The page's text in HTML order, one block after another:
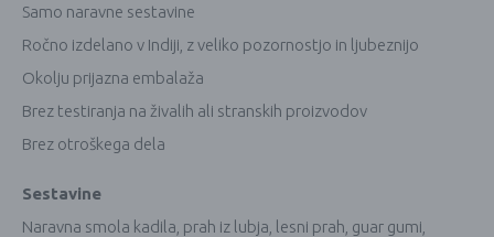
Samo naravne sestavine
Ročno izdelano v Indiji, z veliko pozornostjo in ljubeznijo
Okolju prijazna embalaža
Brez testiranja na živalih ali stranskih proizvodov
Brez otroškega dela
Sestavine
Naravna smola kadila, prah iz lubja, lesni prah, guar gumi,